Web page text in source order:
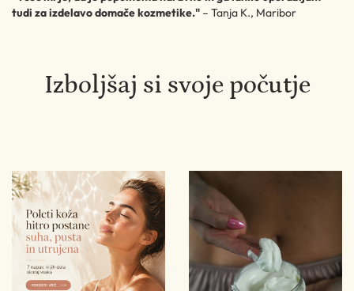
tudi za izdelavo domače kozmetike." – Tanja K., Maribor
Izboljšaj si svoje počutje